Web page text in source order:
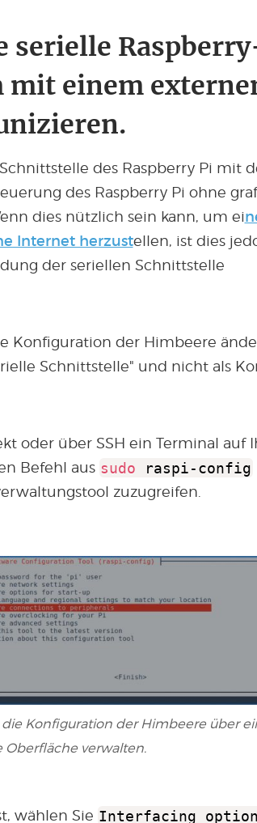
serielle
einem
des Raspberry Pi mit
des Raspberry Pi ohne
dies nützlich sein kann, um ei
Internet herzustellen, ist dies
der seriellen Schnittstelle
Konfiguration der Himbeere
Schnittstelle" und nicht als
oder über SSH ein Terminal auf
Befehl aus sudo raspi-config
zuzugreifen.
Konfiguration der Himbeere über
Oberfläche verwalten.
wählen Sie Interfacing